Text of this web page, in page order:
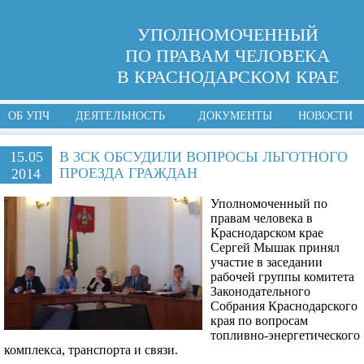
УПОЛНОМОЧЕННЫЙ
ПО ПРАВАМ ЧЕЛОВЕКА
В КРАСНОДАРСКОМ КРАЕ
ОБ УПЧ ДЕЯТЕЛЬНОСТЬ ДОКУМЕНТЫ НОВОСТИ
15.05
2014
В ЗСК ОБСУДИЛИ ВОПРОСЫ ЛЬГОТНОГО
ПРОЕЗДА ГРАЖДАН
Уполномоченный по
правам человека в
Краснодарском крае
Сергей Мышак принял
участие в заседании
рабочей группы комитета
Законодательного
Собрания Краснодарского
края по вопросам
топливно-энергетического
комплекса, транспорта и связи.